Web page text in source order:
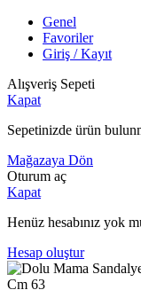
Genel
Favoriler
Giriş / Kayıt
Alışveriş Sepeti
Kapat
Sepetinizde ürün
Mağazaya Dön
Oturum aç
Kapat
Henüz hesabınız yok
Hesap oluştur